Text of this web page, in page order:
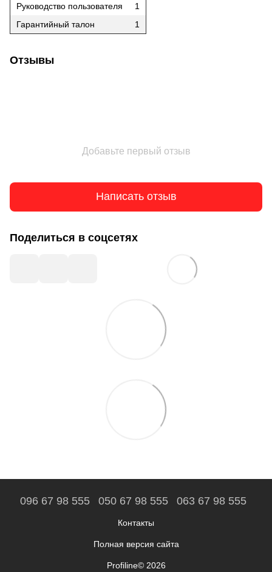
Руководство пользователя
1
Гарантийный талон
1
Отзывы
Добавьте первый отзыв
Написать отзыв
Поделиться в соцсетях
096 67 98 555 050 67 98 555 063 67 98 555
Контакты
Полная версия сайта
Profiline© 2026